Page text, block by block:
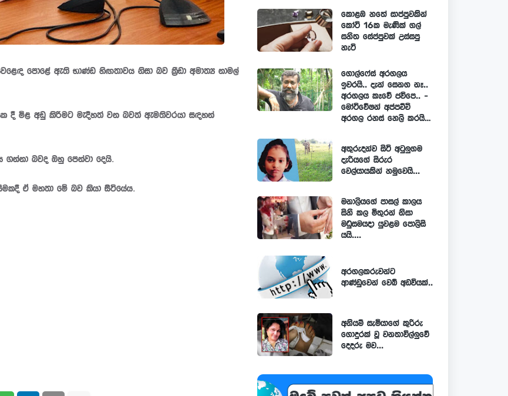
පොළේ ඇති භාණ්ඩ හිඟතාවය නිසා බව ක්‍රීඩා අමාත්‍ය නාමල්
දී මිළ අඩු කිරීමට මැදිහත් වන බවත් ඇමතිවරයා සඳහන්
ගන්නා බවද ඔහු පෙන්වා දෙයි.
ඒ මහතා මේ බව කියා සිටියේය.
කොළඹ හතේ සාප්පුවකින්
කෝටි 16ක මැණික් ගල්
සහිත සේප්පුවක් උස්සපු
හැටි
ගොල්ෆේස් අරගලය
ඉවරයි.. දැන් සෙනග නෑ..
අරගලය කෑවේ ජවිපෙ.. -
මෝටිවේෂන් අප්පච්චි
අරගල රහස් හෙලි කරයි…
අතුරුදන්ව සිටි අටුලුගම
දැරියගේ සිරුර
වෙල්යායකින් හමුවෙයි...
මනාලියගේ පාසල් කාලය
සිහි කල මිතුරන් නිසා
මධුසමයදා යුවළම පොලිසි
යයි....
අරගලකරුවන්ට
ආණ්ඩුවෙන් වෙබ් අඩවියක්..
අනියම් සැමියාගේ කුරිරු
ගොදුරක් වූ වනතාවිල්ලුවේ
දෙදරු මව...